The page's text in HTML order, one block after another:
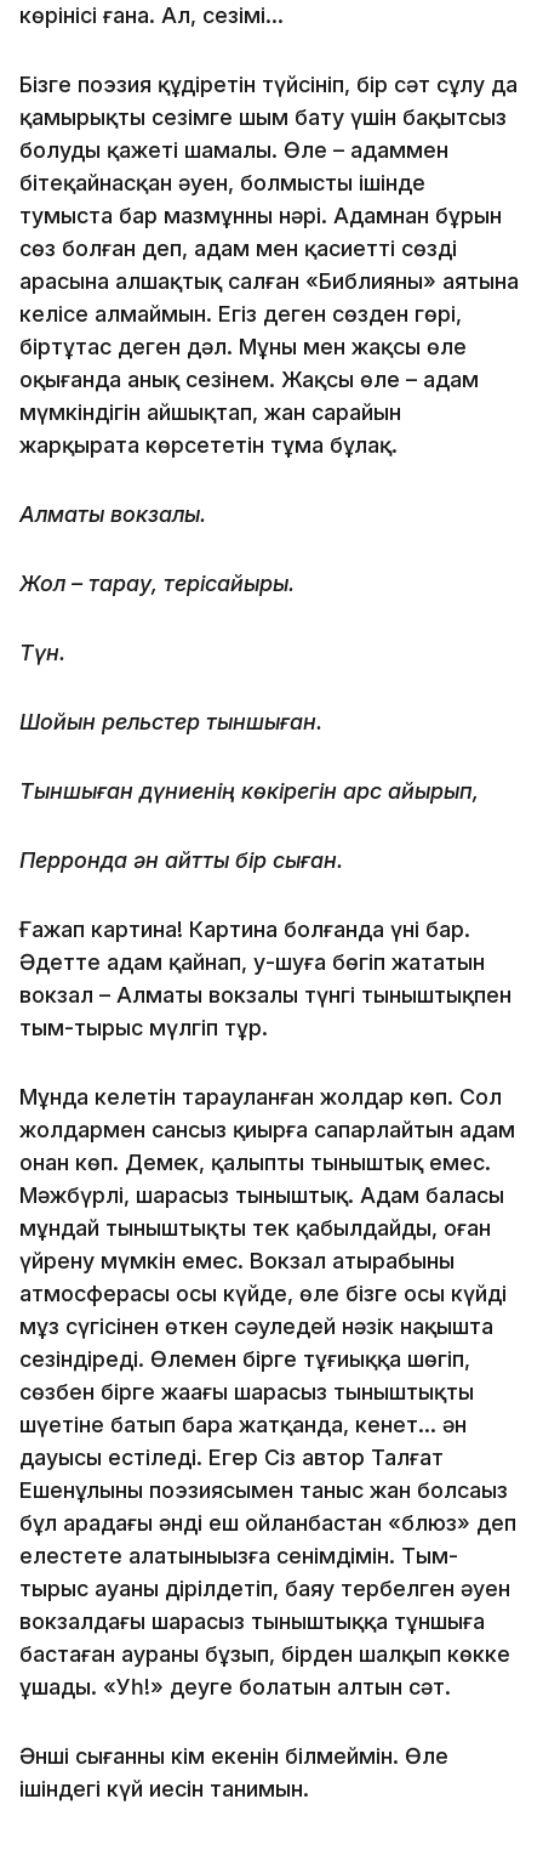
көрінісі ғана. Ал, сезімі…
Бізге поэзия құдіретін түйсініп, бір сәт сұлу да
қамырықты сезімге шым бату үшін бақытсыз
болудың қажеті шамалы. Өлең – адаммен
бітеқайнасқан әуен, болмыстың ішінде
тумыста бар мазмұнның нәрі. Адамнан бұрын
сөз болған деп, адам мен қасиетті сөздің
арасына алшақтық салған «Библияның» аятына
келісе алмаймын. Егіз деген сөзден гөрі,
біртұтас деген дәл. Мұны мен жақсы өлең
оқығанда анық сезінем. Жақсы өлең – адам
мүмкіндігін айшықтап, жан сарайын
жарқырата көрсететін тұма бұлақ.
Алматы вокзалы.
Жол – тарау, терісайырық.
Түн.
Шойын рельстер тыншыған.
Тыншыған дүниенің көкірегін қарс айырып,
Перронда ән айтты бір сыған.
Ғажап картина! Картина болғанда үні бар.
Әдетте адам қайнап, у-шуға бөгіп жататын
вокзал – Алматы вокзалы түнгі тыныштықпен
тым-тырыс мүлгіп тұр.
Мұнда келетін тарауланған жолдар көп. Сол
жолдармен сансыз қиырға сапарлайтын адам
онан көп. Демек, қалыпты тыныштық емес.
Мәжбүрлі, шарасыз тыныштық. Адам баласы
мұндай тыныштықты тек қабылдайды, оған
үйрену мүмкін емес. Вокзал атырабының
атмосферасы осы күйде, өлең бізге осы күйді
мұз сүңгісінен өткен сәуледей нәзік нақышта
сезіндіреді. Өлеңмен бірге тұңғиыққа шөгіп,
сөзбен бірге жаңағы шарасыз тыныштықтың
шүңетіне батып бара жатқанда, кенет… ән
дауысы естіледі. Егер Сіз автор Талғат
Ешенұлының поэзиясымен таныс жан болсаңыз
бұл арадағы әнді еш ойланбастан «блюз» деп
елестете алатыныңызға сенімдімін. Тым-
тырыс ауаны дірілдетіп, баяу тербелген әуен
вокзалдағы шарасыз тыныштыққа тұншыға
бастаған аураны бұзып, бірден шалқып көкке
ұшады. «Уһ!» деуге болатын алтын сәт.
Әнші сығанның кім екенін білмеймін. Өлең
ішіндегі күй иесін танимын.